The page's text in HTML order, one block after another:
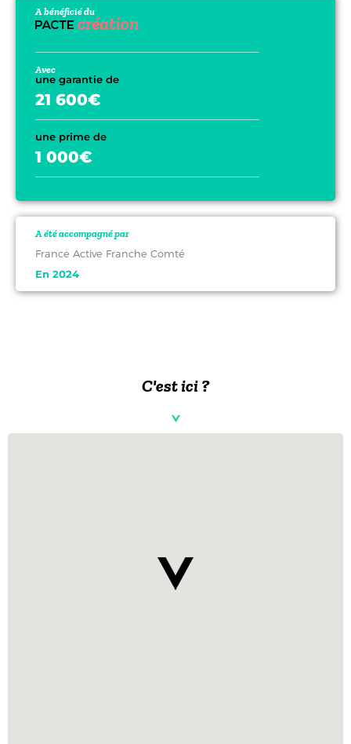
A bénéficié du
Avec
une garantie de
21 600€
une prime de
1 000€
A été accompagné par
France Active Franche Comté
En 2024
C'est ici ?